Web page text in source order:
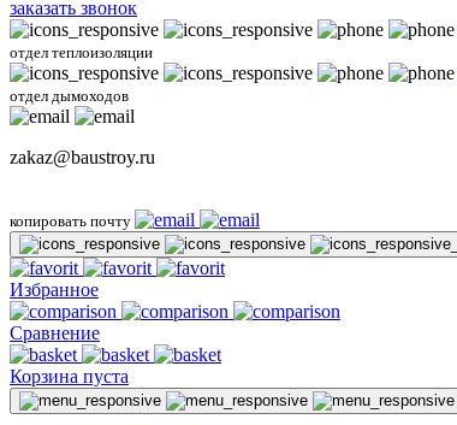
заказать звонок
отдел теплоизоляции
отдел дымоходов
zakaz@baustroy.ru
копировать почту
Избранное
Сравнение
Корзина пуста